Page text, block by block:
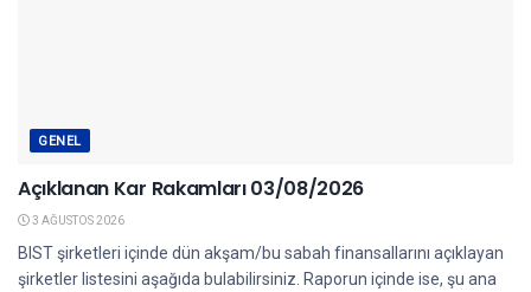
GENEL
Açıklanan Kar Rakamları 03/08/2026
3 AĞUSTOS 2026
BIST şirketleri içinde dün akşam/bu sabah finansallarını açıklayan
şirketler listesini aşağıda bulabilirsiniz. Raporun içinde ise, şu ana